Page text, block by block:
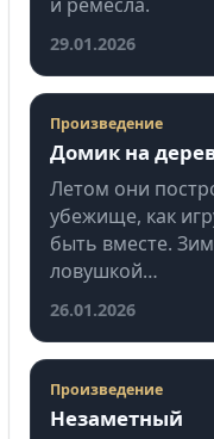
29.01.2026
Произведение
Домик на
Летом они
убежище, как
быть вместе.
ловушкой…
26.01.2026
Произведение
Незаметный